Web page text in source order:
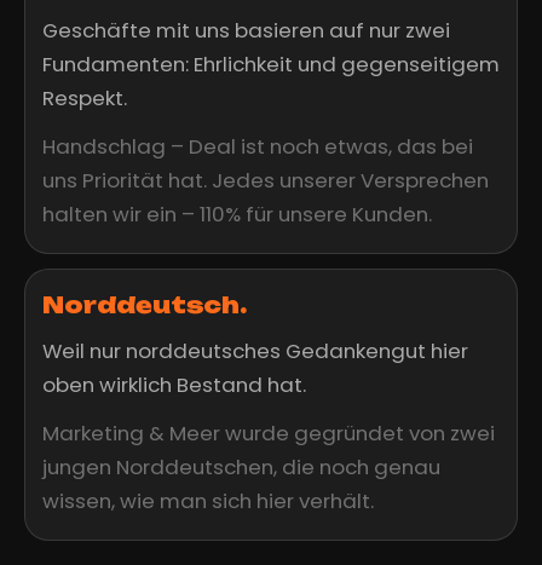
Geschäfte mit uns basieren auf nur zwei
Fundamenten: Ehrlichkeit und gegenseitigem
Respekt.
Handschlag – Deal ist noch etwas, das bei
uns Priorität hat. Jedes unserer Versprechen
halten wir ein – 110% für unsere Kunden.
Norddeutsch.
Weil nur norddeutsches Gedankengut hier
oben wirklich Bestand hat.
Marketing & Meer wurde gegründet von zwei
jungen Norddeutschen, die noch genau
wissen, wie man sich hier verhält.